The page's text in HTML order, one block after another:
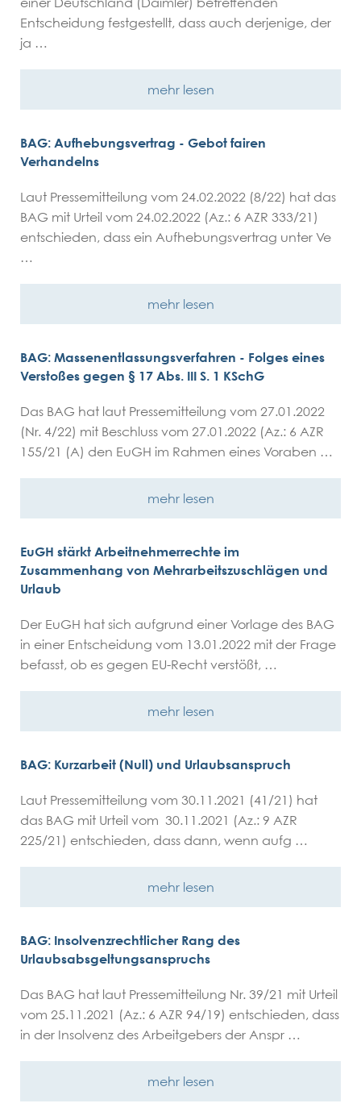
Entscheidung festgestellt, dass auch derjenige, der
ja …
mehr lesen
BAG: Aufhebungsvertrag - Gebot fairen
Verhandelns
Laut Pressemitteilung vom 24.02.2022 (8/22) hat das
BAG mit Urteil vom 24.02.2022 (Az.: 6 AZR 333/21)
entschieden, dass ein Aufhebungsvertrag unter Ve
…
mehr lesen
BAG: Massenentlassungsverfahren - Folges eines
Verstoßes gegen § 17 Abs. III S. 1 KSchG
Das BAG hat laut Pressemitteilung vom 27.01.2022
(Nr. 4/22) mit Beschluss vom 27.01.2022 (Az.: 6 AZR
155/21 (A) den EuGH im Rahmen eines Voraben …
mehr lesen
EuGH stärkt Arbeitnehmerrechte im
Zusammenhang von Mehrarbeitszuschlägen und
Urlaub
Der EuGH hat sich aufgrund einer Vorlage des BAG
in einer Entscheidung vom 13.01.2022 mit der Frage
befasst, ob es gegen EU-Recht verstößt, …
mehr lesen
BAG: Kurzarbeit (Null) und Urlaubsanspruch
Laut Pressemitteilung vom 30.11.2021 (41/21) hat
das BAG mit Urteil vom 30.11.2021 (Az.: 9 AZR
225/21) entschieden, dass dann, wenn aufg …
mehr lesen
BAG: Insolvenzrechtlicher Rang des
Urlaubsabsgeltungsanspruchs
Das BAG hat laut Pressemitteilung Nr. 39/21 mit Urteil
vom 25.11.2021 (Az.: 6 AZR 94/19) entschieden, dass
in der Insolvenz des Arbeitgebers der Anspr …
mehr lesen